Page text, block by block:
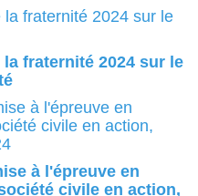
fraternité 2024 sur le
à l'épreuve en
civile en action,